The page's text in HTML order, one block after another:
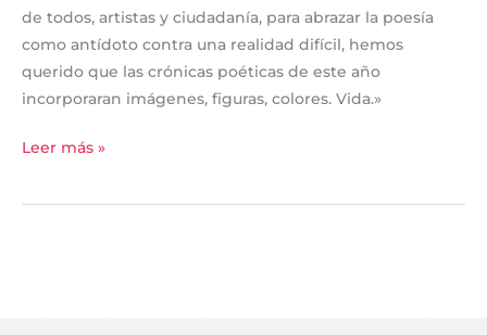
de todos, artistas y ciudadanía, para abrazar la poesía
como antídoto contra una realidad difícil, hemos
querido que las crónicas poéticas de este año
incorporaran imágenes, figuras, colores. Vida.»
Leer más »